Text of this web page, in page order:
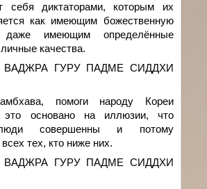
себя диктаторами, которым их
как имеющим божественную
имеющим определённые
качества.
ГУРУ ПАДМЕ СИДДХИ
помоги народу Кореи
это основано на иллюзии, что
совершенны и потому
тех, кто ниже них.
ГУРУ ПАДМЕ СИДДХИ